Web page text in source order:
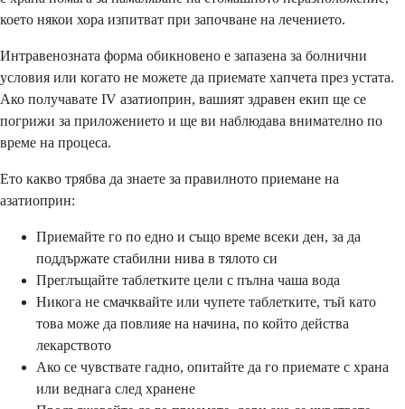
което някои хора изпитват при започване на лечението.
Интравенозната форма обикновено е запазена за болнични
условия или когато не можете да приемате хапчета през устата.
Ако получавате IV азатиоприн, вашият здравен екип ще се
погрижи за приложението и ще ви наблюдава внимателно по
време на процеса.
Ето какво трябва да знаете за правилното приемане на
азатиоприн:
Приемайте го по едно и също време всеки ден, за да
поддържате стабилни нива в тялото си
Преглъщайте таблетките цели с пълна чаша вода
Никога не смачквайте или чупете таблетките, тъй като
това може да повлияе на начина, по който действа
лекарството
Ако се чувствате гадно, опитайте да го приемате с храна
или веднага след хранене